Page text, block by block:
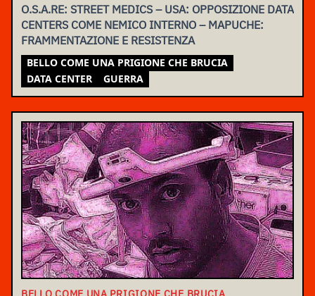
O.S.A.RE: STREET MEDICS – USA: OPPOSIZIONE DATA
CENTERS COME NEMICO INTERNO – MAPUCHE:
FRAMMENTAZIONE E RESISTENZA
BELLO COME UNA PRIGIONE CHE BRUCIA
DATA CENTER
GUERRA